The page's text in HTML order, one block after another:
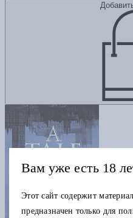
Вам уже есть 18
Этот сайт содержит
предназначен только для